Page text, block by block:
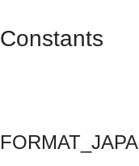
Constants